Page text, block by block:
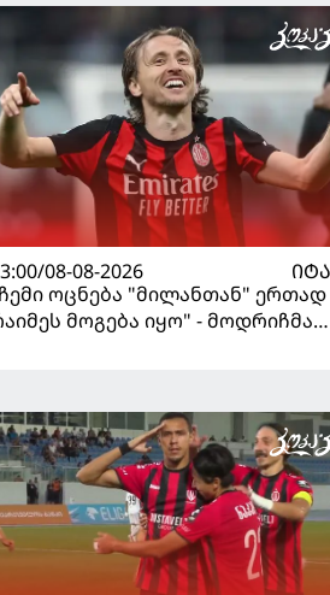
08-08-2026
ოცნება "მილანთან" ერთად
მოგება იყო" - მოდრიჩმა